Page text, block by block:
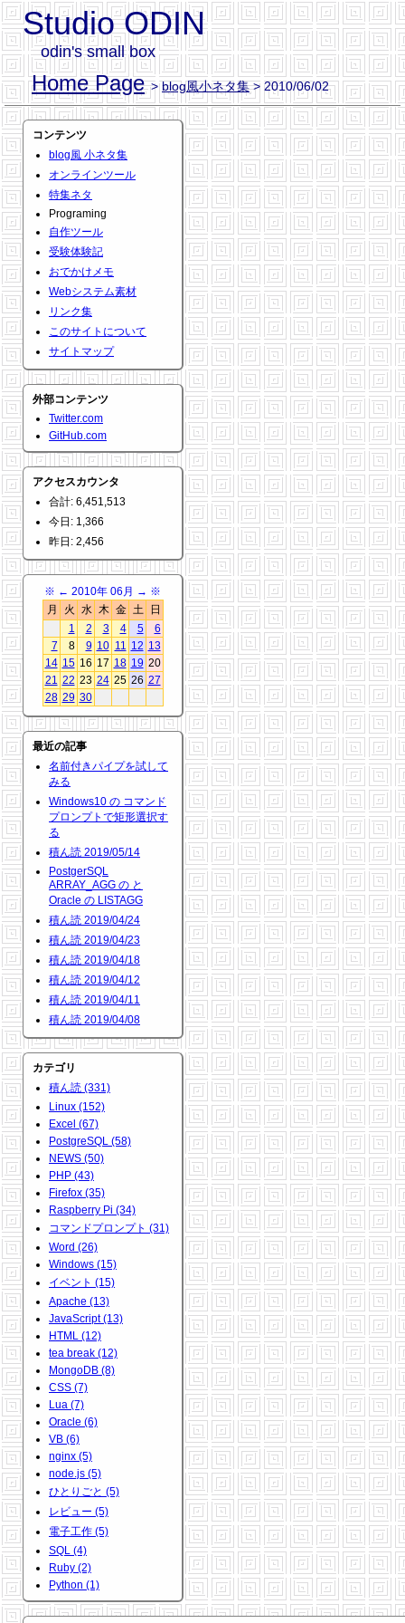
Studio ODIN
odin's small box
Home Page >blog風小ネタ集> 2010/06/02
コンテンツ
blog風 小ネタ集
オンラインツール
特集ネタ
Programing
自作ツール
受験体験記
おでかけメモ
Webシステム素材
リンク集
このサイトについて
サイトマップ
外部コンテンツ
Twitter.com
GitHub.com
アクセスカウンタ
合計: 6,451,513
今日: 1,366
昨日: 2,456
※ ← 2010年 06月 → ※
月
火 水 木 金 土
日
1
2 3 4 5
6
7
8 9 10 11 12 13
14 15 16 17 18 19 20
21 22 23 24 25 26 27
28 29 30
最近の記事
名前付きパイプを試して
みる
Windows10 の コマンド
プロンプトで矩形選択す
る
積ん読 2019/05/14
PostgerSQL
ARRAY_AGG の と
Oracle の LISTAGG
積ん読 2019/04/24
積ん読 2019/04/23
積ん読 2019/04/18
積ん読 2019/04/12
積ん読 2019/04/11
積ん読 2019/04/08
カテゴリ
積ん読 (331)
Linux (152)
Excel (67)
PostgreSQL (58)
NEWS (50)
PHP (43)
Firefox (35)
Raspberry Pi (34)
コマンドプロンプト (31)
Word (26)
Windows (15)
イベント (15)
Apache (13)
JavaScript (13)
HTML (12)
tea break (12)
MongoDB (8)
CSS (7)
Lua (7)
Oracle (6)
VB (6)
nginx (5)
node.js (5)
ひとりごと (5)
レビュー (5)
電子工作 (5)
SQL (4)
Ruby (2)
Python (1)